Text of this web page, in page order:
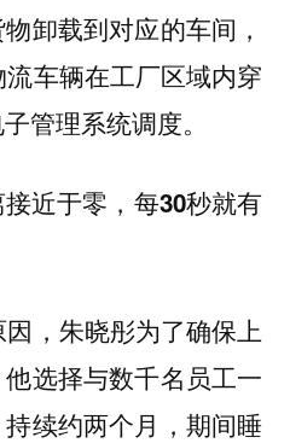
卸载到对应的车间，
车辆在工厂区域内穿
管理系统调度。
近于零，每30秒就有
，朱晓彤为了确保上
选择与数千名员工一
续约两个月，期间睡